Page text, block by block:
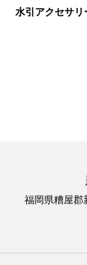
水引アクセサリ
福岡県糟屋郡